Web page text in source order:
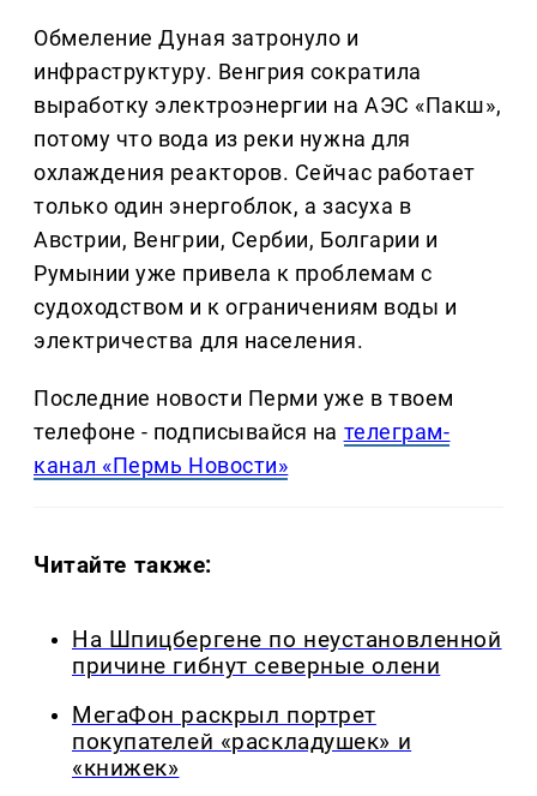
Обмеление Дуная затронуло и
инфраструктуру. Венгрия сократила
выработку электроэнергии на АЭС «Пакш»,
потому что вода из реки нужна для
охлаждения реакторов. Сейчас работает
только один энергоблок, а засуха в
Австрии, Венгрии, Сербии, Болгарии и
Румынии уже привела к проблемам с
судоходством и к ограничениям воды и
электричества для населения.
Последние новости Перми уже в твоем
телефоне - подписывайся на телеграм-
канал «Пермь Новости»
Читайте также:
На Шпицбергене по неустановленной
причине гибнут северные олени
МегаФон раскрыл портрет
покупателей «раскладушек» и
«книжек»